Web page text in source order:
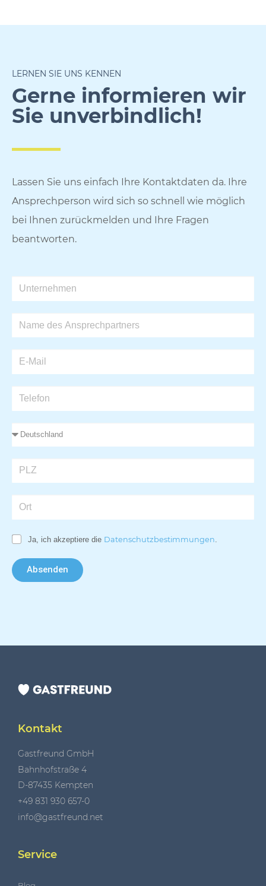
LERNEN SIE UNS KENNEN
Gerne informieren wir
Sie unverbindlich!
Lassen Sie uns einfach Ihre Kontaktdaten da. Ihre
Ansprechperson wird sich so schnell wie möglich
bei Ihnen zurückmelden und Ihre Fragen
beantworten.
Ja, ich akzeptiere die Datenschutzbestimmungen
Absenden
Kontakt
Gastfreund GmbH
Bahnhofstraße 4
D-87435 Kempten
+49 831 930 657-0
info@gastfreund.net
Service